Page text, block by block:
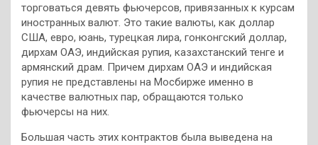
торговаться девять фьючерсов, привязанных к курсам
иностранных валют. Это такие валюты, как доллар
США, евро, юань, турецкая лира, гонконгский доллар,
дирхам ОАЭ, индийская рупия, казахстанский тенге и
армянский драм. Причем дирхам ОАЭ и индийская
рупия не представлены на Мосбирже именно в
качестве валютных пар, обращаются только
фьючерсы на них.
Большая часть этих контрактов была выведена на